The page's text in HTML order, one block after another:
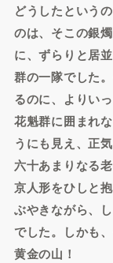
どうしたという
のは、そこの銀
に、ずらりと居
群の一隊でした
るのに、よりい
花魁群に囲まれ
うにも見え、正
六十あまりなる
京人形をひしと
ぶやきながら、
でした。しかも
黄金の山！